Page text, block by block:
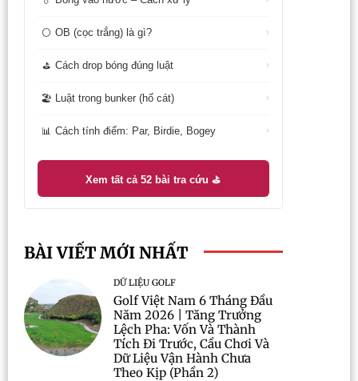
⚪ OB (cọc trắng) là gì? ›
⛳ Cách drop bóng đúng luật ›
🏖️ Luật trong bunker (hố cát) ›
📊 Cách tính điểm: Par, Birdie, Bogey ›
Xem tất cả 52 bài tra cứu ⛳
BÀI VIẾT MỚI NHẤT
DỮ LIỆU GOLF
Golf Việt Nam 6 Tháng Đầu
Năm 2026 | Tăng Trưởng
Lệch Pha: Vốn Và Thành
Tích Đi Trước, Cầu Chơi Và
Dữ Liệu Vận Hành Chưa
Theo Kịp (Phần 2)